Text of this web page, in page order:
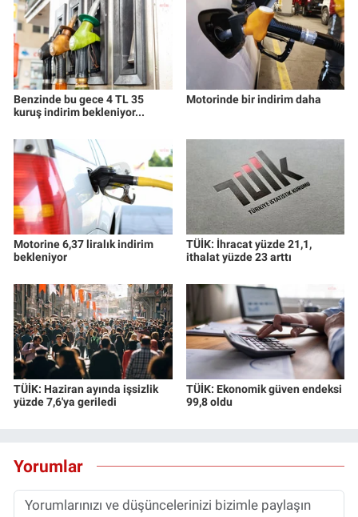
Benzinde bu gece 4 TL 35
kuruş indirim bekleniyor...
Motorinde bir indirim daha
Motorine 6,37 liralık indirim
bekleniyor
TÜİK: İhracat yüzde 21,1,
ithalat yüzde 23 arttı
TÜİK: Haziran ayında işsizlik
yüzde 7,6'ya geriledi
TÜİK: Ekonomik güven endeksi
99,8 oldu
Yorumlar